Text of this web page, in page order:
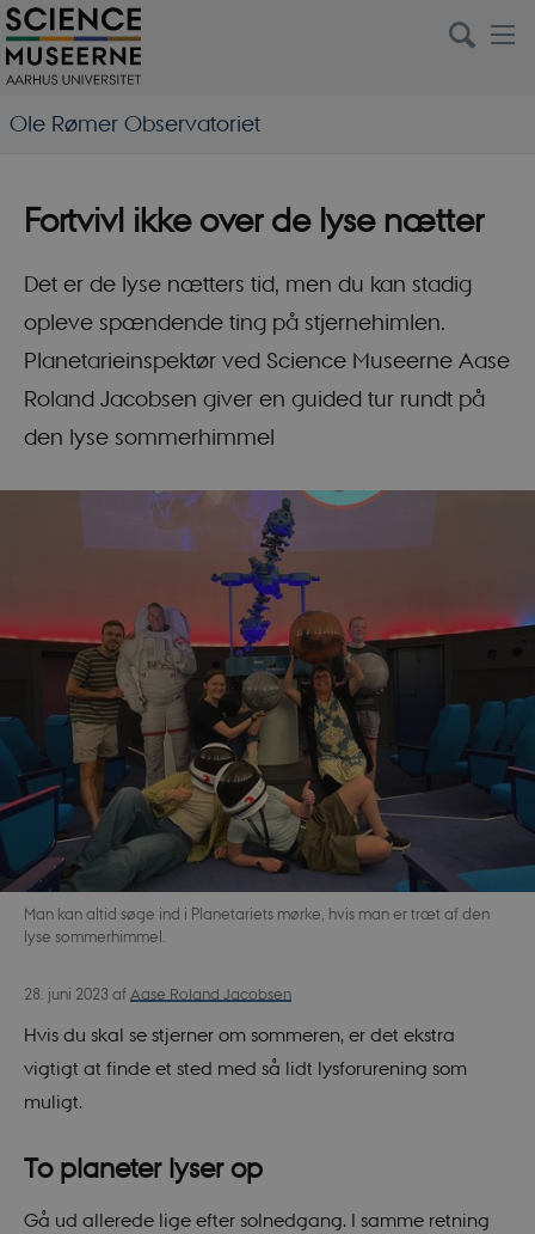
Ole Rømer Observatoriet
Fortvivl ikke over de lyse nætter
Det er de lyse nætters tid, men du kan stadig
opleve spændende ting på stjernehimlen.
Planetarieinspektør ved Science Museerne Aase
Roland Jacobsen giver en guided tur rundt på
den lyse sommerhimmel
Man kan altid søge ind i Planetariets mørke, hvis man er træt af den
lyse sommerhimmel.
28. juni 2023 af Aase Roland Jacobsen
Hvis du skal se stjerner om sommeren, er det ekstra
vigtigt at finde et sted med så lidt lysforurening som
muligt.
To planeter lyser op
Gå ud allerede lige efter solnedgang. I samme retning